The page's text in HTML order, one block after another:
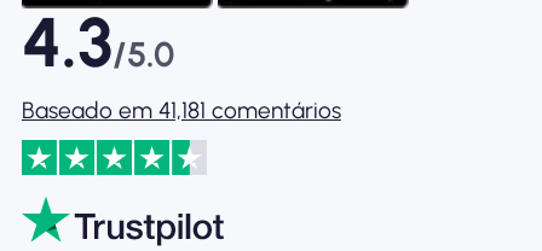
4.3/5.0
Baseado em 41,181 comentários